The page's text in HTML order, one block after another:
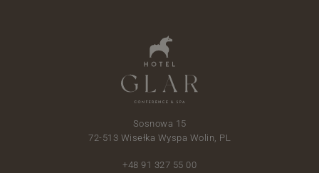
Sosnowa 15
72-513 Wisełka Wyspa Wolin, PL
+48 91 327 55 00